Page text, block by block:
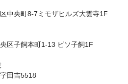
中央町8-7ミモザヒルズ大雲寺1F
区子飼本町1-13 ピソ子飼1F
田吉5518